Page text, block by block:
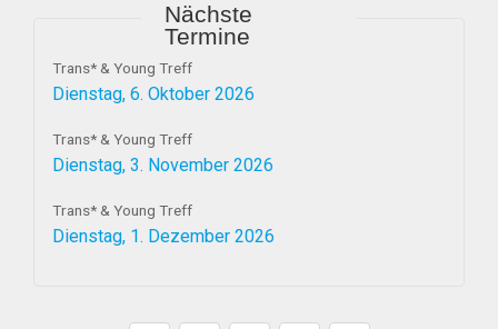
Nächste
Termine
Trans* & Young Treff
Dienstag, 6. Oktober 2026
Trans* & Young Treff
Dienstag, 3. November 2026
Trans* & Young Treff
Dienstag, 1. Dezember 2026